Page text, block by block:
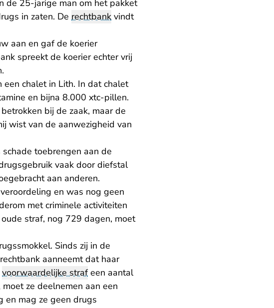
de 25-jarige man om het pakket
in zaten. De rechtbank vindt
aan en gaf de koerier
spreekt de koerier echter vrij
chalet in Lith. In dat chalet
en bijna 8.000 xtc-pillen.
betrokken bij de zaak, maar de
wist van de aanwezigheid van
toebrengen aan de
vaak door diefstal
aan anderen.
en was nog geen
met criminele activiteiten
straf, nog 729 dagen, moet
Sinds zij in de
aanneemt dat haar
voorwaardelijke strafeen aantal
ze deelnemen aan een
en mag ze geen drugs